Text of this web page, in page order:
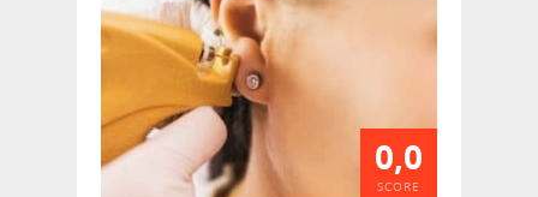
0,0
SCORE